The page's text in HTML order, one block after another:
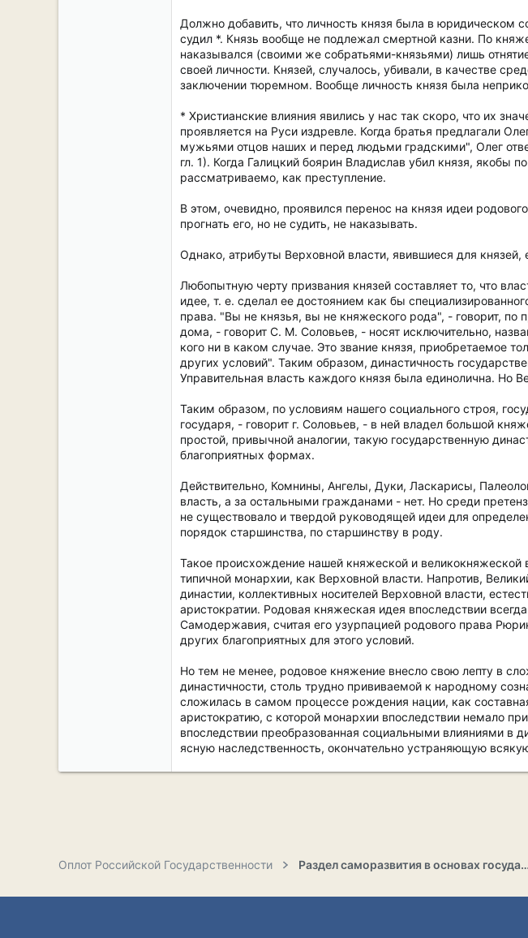
Должно добавить, что личность князя была в юридическом
судил *. Князь вообще не подлежал смертной казни. По
наказывался (своими же собратьями-князьями) лишь
своей личности. Князей, случалось, убивали, в качестве
заключении тюремном. Вообще личность князя была
* Христианские влияния явились у нас так скоро, что их
проявляется на Руси издревле. Когда братья предлагали
мужьями отцов наших и перед людьми градскими", Олег
гл. 1). Когда Галицкий боярин Владислав убил князя, якобы
рассматриваемо, как преступление.
В этом, очевидно, проявился перенос на князя идеи
прогнать его, но не судить, не наказывать.
Однако, атрибуты Верховной власти, явившиеся для
Любопытную черту призвания князей составляет то, что
идее, т. е. сделал ее достоянием как бы
права. "Вы не князья, вы не княжеского рода", - говорит,
дома, - говорит С. М. Соловьев, - носят исключительно,
кого ни в каком случае. Это звание князя, приобретаемое
других условий". Таким образом, династичность
Управительная власть каждого князя была единолична. Но
Таким образом, по условиям нашего социального строя,
государя, - говорит г. Соловьев, - в ней владел большой
простой, привычной аналогии, такую государственную
благоприятных формах.
Действительно, Комнины, Ангелы, Дуки, Ласкарисы,
власть, а за остальными гражданами - нет. Но среди
не существовало и твердой руководящей идеи для
порядок старшинства, по старшинству в роду.
Такое происхождение нашей княжеской и
типичной монархии, как Верховной власти. Напротив,
династии, коллективных носителей Верховной власти,
аристократии. Родовая княжеская идея впоследствии
Самодержавия, считая его узурпацией родового права
других благоприятных для этого условий.
Но тем не менее, родовое княжение внесло свою лепту в
династичности, столь трудно прививаемой к народному
сложилась в самом процессе рождения нации, как
аристократию, с которой монархии впоследствии немало
впоследствии преобразованная социальными влияниями в
ясную наследственность, окончательно устраняющую
Оплот Российской Государственности Раздел саморазвития в